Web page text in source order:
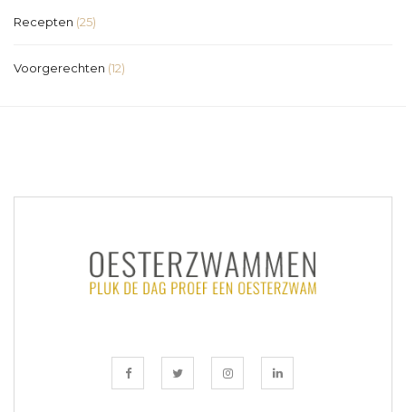
Recepten (25)
Voorgerechten (12)